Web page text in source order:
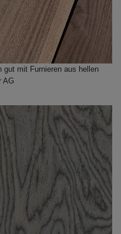
gut mit Furnieren aus hellen
AG